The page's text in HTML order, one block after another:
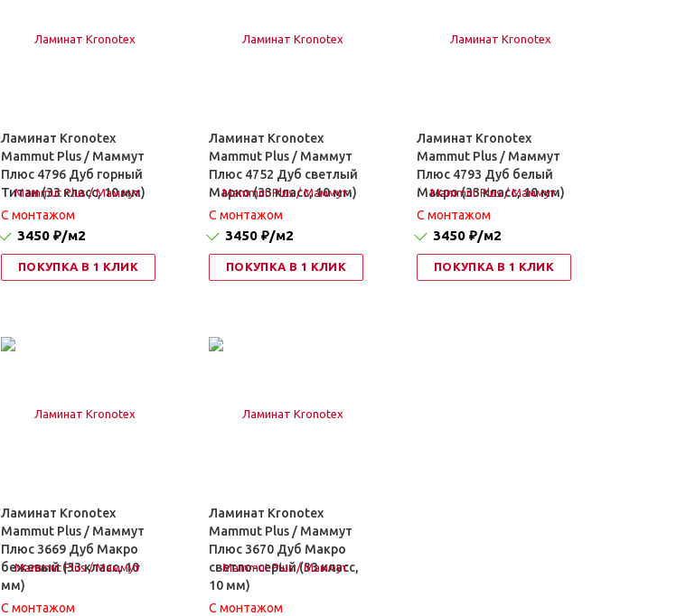
Ламинат Kronotex
Mammut Plus / Маммут
Плюс 4796 Дуб горный
Титан (33 класс, 10 мм)
C монтажом
3450 ₽/м2
ПОКУПКА В 1 КЛИК
Ламинат Kronotex
Mammut Plus / Маммут
Плюс 4752 Дуб cветлый
Марко (33 класс, 10 мм)
C монтажом
3450 ₽/м2
ПОКУПКА В 1 КЛИК
Ламинат Kronotex
Mammut Plus / Маммут
Плюс 4793 Дуб белый
Макро (33 класс, 10 мм)
C монтажом
3450 ₽/м2
ПОКУПКА В 1 КЛИК
Ламинат Kronotex
Mammut Plus / Маммут
Плюс 3669 Дуб Макро
бежевый (33 класс, 10
мм)
C монтажом
Ламинат Kronotex
Mammut Plus / Маммут
Плюс 3670 Дуб Макро
светло-серый (33 класс,
10 мм)
C монтажом